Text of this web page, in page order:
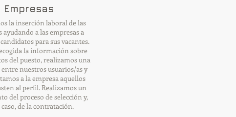
Empresas
la inserción laboral de las
ayudando a las empresas a
para sus vacantes.
la información sobre
del puesto, realizamos una
entre nuestros usuarios/as y
a la empresa aquellos
al perfil. Realizamos un
del proceso de selección y,
caso, de la contratación.